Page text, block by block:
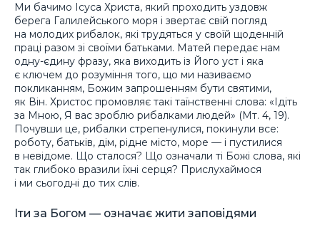
Ми бачимо Ісуса Христа, який проходить уздовж
берега Галилейського моря і звертає свій погляд
на молодих рибалок, які трудяться у своїй щоденній
праці разом зі своїми батьками. Матей передає нам
одну-єдину фразу, яка виходить із Його уст і яка
є ключем до розуміння того, що ми називаємо
покликанням, Божим запрошенням бути святими,
як Він. Христос промовляє такі таїнственні слова: «Ідіть
за Мною, Я вас зроблю рибалками людей» (Мт. 4, 19).
Почувши це, рибалки стрепенулися, покинули все:
роботу, батьків, дім, рідне місто, море — і пустилися
в невідоме. Що сталося? Що означали ті Божі слова, які
так глибоко вразили їхні серця? Прислухаймося
і ми сьогодні до тих слів.
Іти за Богом — означає жити заповідями